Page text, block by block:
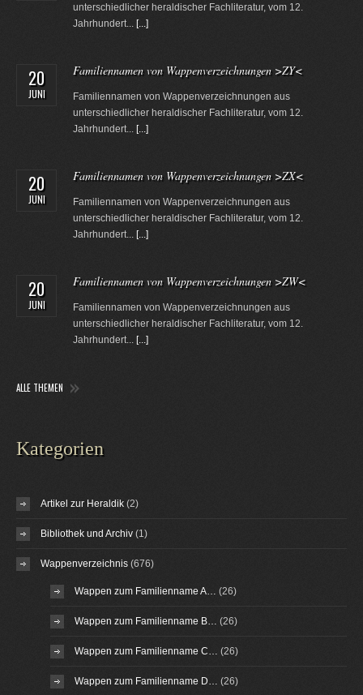
unterschiedlicher heraldischer Fachliteratur, vom 12.
Jahrhundert... [...]
20
JUNI
Familiennamen von Wappenverzeichnungen >ZY<
Familiennamen von Wappenverzeichnungen aus
unterschiedlicher heraldischer Fachliteratur, vom 12.
Jahrhundert... [...]
20
JUNI
Familiennamen von Wappenverzeichnungen >ZX<
Familiennamen von Wappenverzeichnungen aus
unterschiedlicher heraldischer Fachliteratur, vom 12.
Jahrhundert... [...]
20
JUNI
Familiennamen von Wappenverzeichnungen >ZW<
Familiennamen von Wappenverzeichnungen aus
unterschiedlicher heraldischer Fachliteratur, vom 12.
Jahrhundert... [...]
ALLE THEMEN
Kategorien
Artikel zur Heraldik (2)
Bibliothek und Archiv (1)
Wappenverzeichnis (676)
Wappen zum Familienname A… (26)
Wappen zum Familienname B… (26)
Wappen zum Familienname C… (26)
Wappen zum Familienname D… (26)